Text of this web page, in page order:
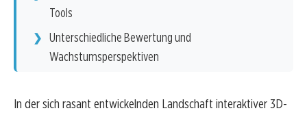
Tools
Unterschiedliche Bewertung und
Wachstumsperspektiven
In der sich rasant entwickelnden Landschaft interaktiver 3D-